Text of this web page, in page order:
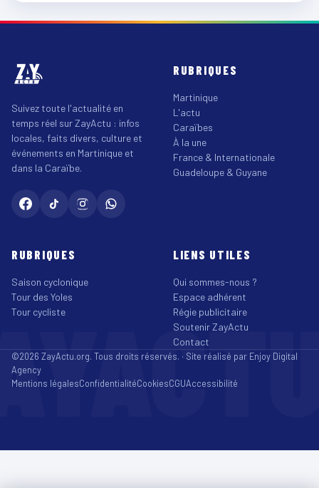
Suivez toute l'actualité en
temps réel sur ZayActu : infos
locales, faits divers, culture et
événements en Martinique et
dans la Caraïbe.
RUBRIQUES
Martinique
L'actu
Caraïbes
À la une
France & Internationale
Guadeloupe & Guyane
RUBRIQUES
Saison cyclonique
Tour des Yoles
Tour cycliste
LIENS UTILES
Qui sommes-nous ?
Espace adhérent
Régie publicitaire
Soutenir ZayActu
Contact
©2026 ZayActu.org. Tous droits réservés. · Site réalisé par Enjoy Digital
Agency
Mentions légalesConfidentialitéCookiesCGUAccessibilité